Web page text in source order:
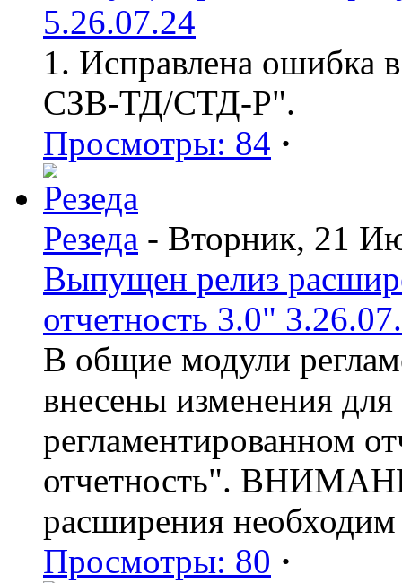
5.26.07.24
1. Исправлена ошибка
СЗВ-ТД/СТД-Р".
Просмотры: 84 ·
Резеда - Вторник, 21
Выпущен релиз
отчетность 3.0"
В общие модули
внесены изменения
регламентированном
отчетность".
расширения необходим
Просмотры: 80 ·